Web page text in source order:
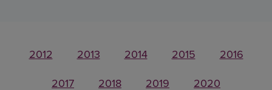
2012 2013 2014 2015
2016
2017
2018 2019
2020